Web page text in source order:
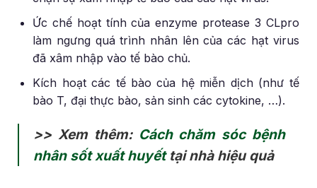
Ức chế hoạt tính của enzyme protease 3 CLpro
làm ngưng quá trình nhân lên của các hạt virus
đã xâm nhập vào tế bào chủ.
Kích hoạt các tế bào của hệ miễn dịch (như tế
bào T, đại thực bào, sản sinh các cytokine, …).
>> Xem thêm: Cách chăm sóc bệnh
nhân sốt xuất huyếttại nhà hiệu quả